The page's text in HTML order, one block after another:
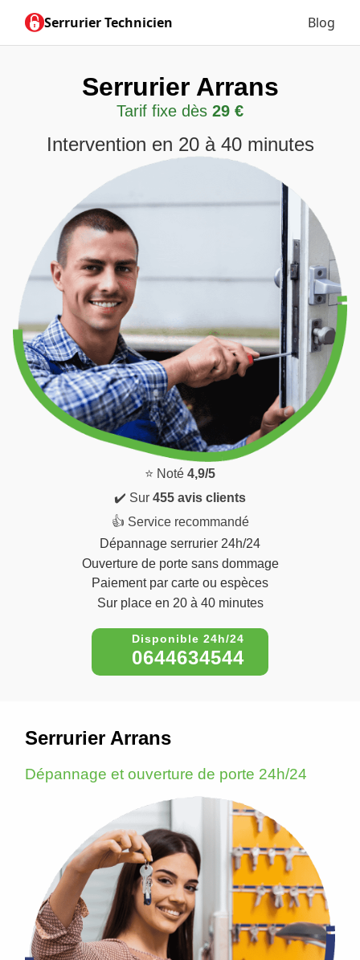
Serrurier Technicien Blog
Serrurier Arrans
Tarif fixe dès 29 €
Intervention en 20 à 40 minutes
⭐ Noté 4,9/5
✔️ Sur 455 avis clients
👍 Service recommandé
Dépannage serrurier 24h/24
Ouverture de porte sans dommage
Paiement par carte ou espèces
Sur place en 20 à 40 minutes
0644634544
Serrurier Arrans
Dépannage et ouverture de porte 24h/24